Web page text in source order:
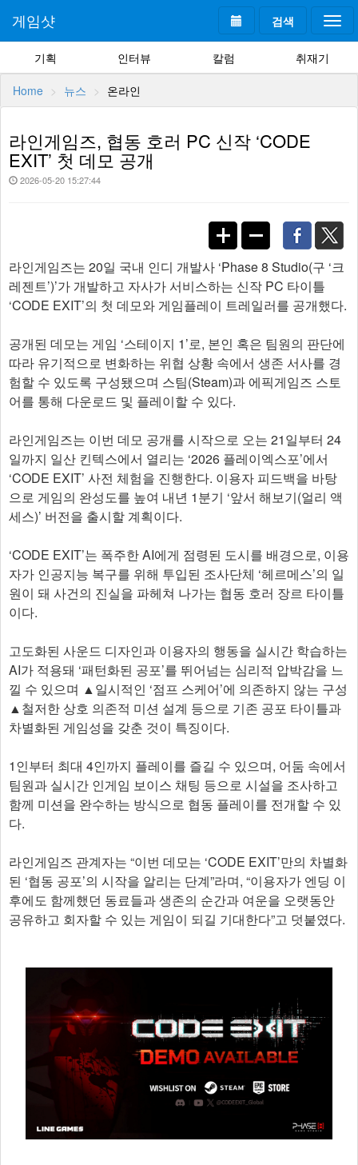
검색
게임샷
기획 인터뷰 칼럼 취재기
Home 뉴스 온라인
라인게임즈, 협동 호러 PC 신작 ‘CODE
EXIT’ 첫 데모 공개
2026-05-20 15:27:44
라인게임즈는 20일 국내 인디 개발사 ‘Phase 8 Studio(구 ‘크
레젠트’)’가 개발하고 자사가 서비스하는 신작 PC 타이틀
‘CODE EXIT’의 첫 데모와 게임플레이 트레일러를 공개했다.
공개된 데모는 게임 ‘스테이지 1’로, 본인 혹은 팀원의 판단에
따라 유기적으로 변화하는 위협 상황 속에서 생존 서사를 경
험할 수 있도록 구성됐으며 스팀(Steam)과 에픽게임즈 스토
어를 통해 다운로드 및 플레이할 수 있다.
라인게임즈는 이번 데모 공개를 시작으로 오는 21일부터 24
일까지 일산 킨텍스에서 열리는 ‘2026 플레이엑스포’에서
‘CODE EXIT’ 사전 체험을 진행한다. 이용자 피드백을 바탕
으로 게임의 완성도를 높여 내년 1분기 ‘앞서 해보기(얼리 액
세스)’ 버전을 출시할 계획이다.
‘CODE EXIT’는 폭주한 AI에게 점령된 도시를 배경으로, 이용
자가 인공지능 복구를 위해 투입된 조사단체 ‘헤르메스’의 일
원이 돼 사건의 진실을 파헤쳐 나가는 협동 호러 장르 타이틀
이다.
고도화된 사운드 디자인과 이용자의 행동을 실시간 학습하는
AI가 적용돼 ‘패턴화된 공포’를 뛰어넘는 심리적 압박감을 느
낄 수 있으며 ▲일시적인 ‘점프 스케어’에 의존하지 않는 구성
▲철저한 상호 의존적 미션 설계 등으로 기존 공포 타이틀과
차별화된 게임성을 갖춘 것이 특징이다.
1인부터 최대 4인까지 플레이를 즐길 수 있으며, 어둠 속에서
팀원과 실시간 인게임 보이스 채팅 등으로 시설을 조사하고
함께 미션을 완수하는 방식으로 협동 플레이를 전개할 수 있
다.
라인게임즈 관계자는 “이번 데모는 ‘CODE EXIT’만의 차별화
된 ‘협동 공포’의 시작을 알리는 단계”라며, “이용자가 엔딩 이
후에도 함께했던 동료들과 생존의 순간과 여운을 오랫동안
공유하고 회자할 수 있는 게임이 되길 기대한다”고 덧붙였다. ​